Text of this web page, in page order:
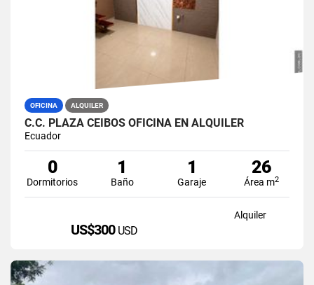
OFICINA ALQUILER
C.C. PLAZA CEIBOS OFICINA EN ALQUILER
Ecuador
0
Dormitorios
1
Baño
1
Garaje
26
Área m2
Alquiler
US$300 USD